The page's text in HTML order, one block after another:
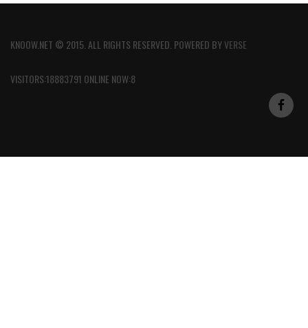
KNOOW.NET © 2015. ALL RIGHTS RESERVED. POWERED BYVERSE
VISITORS:18883791 ONLINE NOW:8